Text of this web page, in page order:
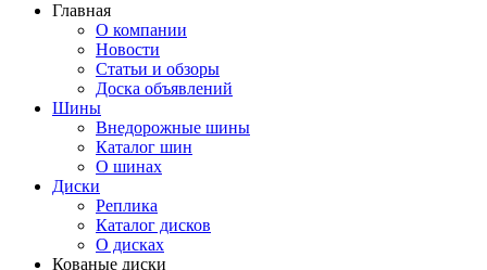
Главная
О компании
Новости
Статьи и обзоры
Доска объявлений
Шины
Внедорожные шины
Каталог шин
О шинах
Диски
Реплика
Каталог дисков
О дисках
Кованые диски